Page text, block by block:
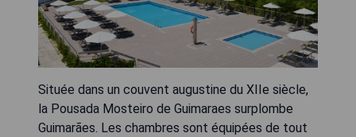
Située dans un couvent augustine du XIIe siècle,
la Pousada Mosteiro de Guimaraes surplombe
Guimarães. Les chambres sont équipées de tout